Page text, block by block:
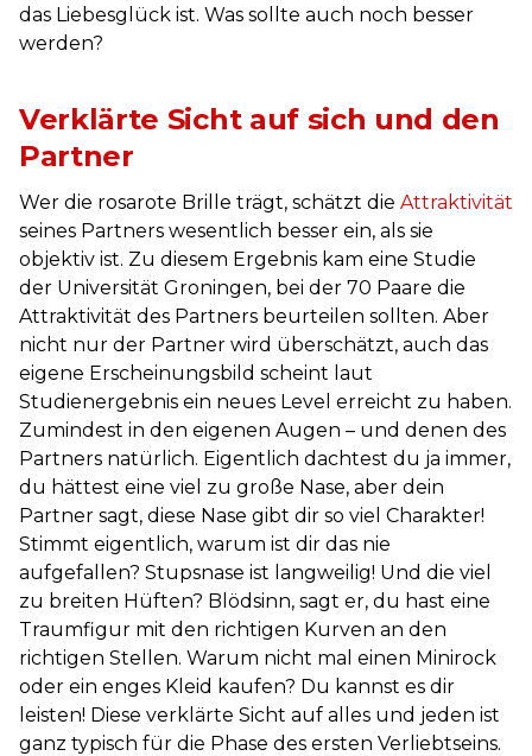
das Liebesglück ist. Was sollte auch noch besser
werden?
Verklärte Sicht auf sich und den
Partner
Wer die rosarote Brille trägt, schätzt die Attraktivität
seines Partners wesentlich besser ein, als sie
objektiv ist. Zu diesem Ergebnis kam eine Studie
der Universität Groningen, bei der 70 Paare die
Attraktivität des Partners beurteilen sollten. Aber
nicht nur der Partner wird überschätzt, auch das
eigene Erscheinungsbild scheint laut
Studienergebnis ein neues Level erreicht zu haben.
Zumindest in den eigenen Augen – und denen des
Partners natürlich. Eigentlich dachtest du ja immer,
du hättest eine viel zu große Nase, aber dein
Partner sagt, diese Nase gibt dir so viel Charakter!
Stimmt eigentlich, warum ist dir das nie
aufgefallen? Stupsnase ist langweilig! Und die viel
zu breiten Hüften? Blödsinn, sagt er, du hast eine
Traumfigur mit den richtigen Kurven an den
richtigen Stellen. Warum nicht mal einen Minirock
oder ein enges Kleid kaufen? Du kannst es dir
leisten! Diese verklärte Sicht auf alles und jeden ist
ganz typisch für die Phase des ersten Verliebtseins.